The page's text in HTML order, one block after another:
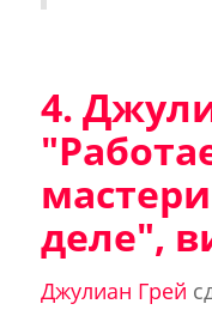
4.
деле",
Джулиан Грей